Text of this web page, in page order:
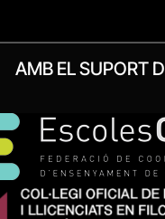
AMB EL SUPORT